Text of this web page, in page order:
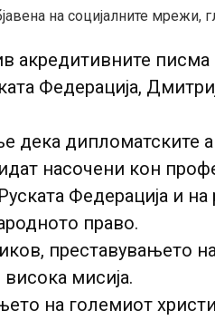
на социјалните мрежи,
акредитивните
Федерација,
дека дипломатските
насочени кон
Федерација и
право.
преставувањето
мисија.
на големиот